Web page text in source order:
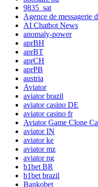
9835_sat
Agence de messagerie
AI Chatbot News
anomaly-power
aprBH
aprBT
aprCH
aprPB
austria
Aviator
aviator brazil
aviator casino DE
aviator casino fr
Aviator Game Clone
aviator IN
aviator ke
aviator mz
aviator ng
b1bet BR
b1bet brazil
Bankobet